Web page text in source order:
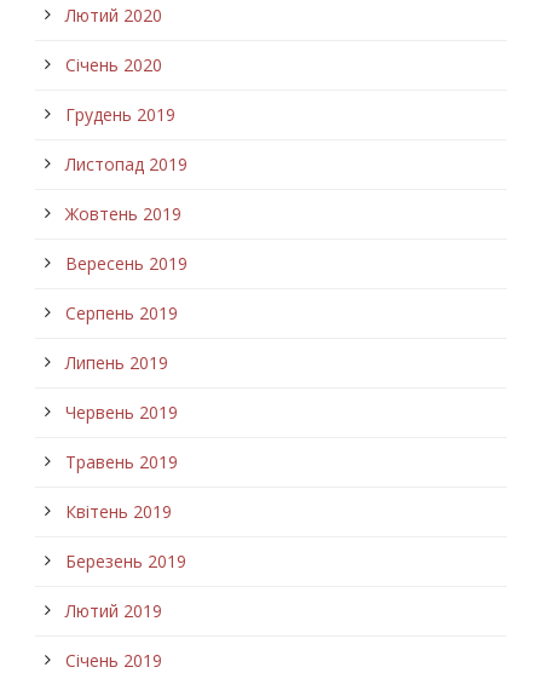
Лютий 2020
Січень 2020
Грудень 2019
Листопад 2019
Жовтень 2019
Вересень 2019
Серпень 2019
Липень 2019
Червень 2019
Травень 2019
Квітень 2019
Березень 2019
Лютий 2019
Січень 2019